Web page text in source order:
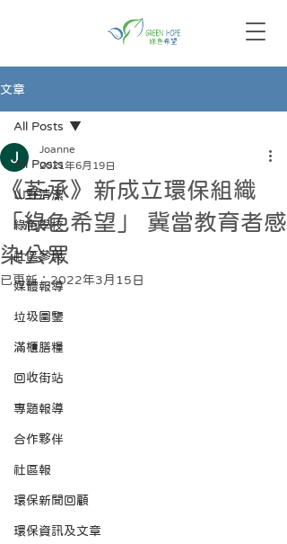
文章
All Posts
山野清潔
綠色學校
社區參與
媒體報導
垃圾圖鑒
滿櫃膳糧
回收街站
專題報導
合作夥伴
社區報
環保新聞回顧
環保資訊及文章
All Posts
《荃承》新成立環保組織
「綠色希望」 冀當教育者感
染公眾
Joanne
2021年6月19日
已更新：2022年3月15日